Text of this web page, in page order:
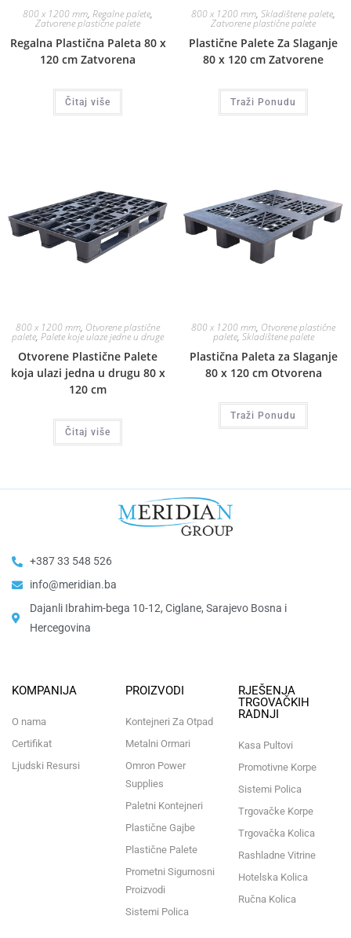
800 x 1200 mm, Regalne palete,
Zatvorene plastične palete
Regalna Plastična Paleta 80 x
120 cm Zatvorena
Čitaj više
800 x 1200 mm, Skladištene palete,
Zatvorene plastične palete
Plastične Palete Za Slaganje
80 x 120 cm Zatvorene
Traži Ponudu
800 x 1200 mm, Otvorene plastične
palete, Palete koje ulaze jedne u druge
Otvorene Plastične Palete
koja ulazi jedna u drugu 80 x
120 cm
Čitaj više
800 x 1200 mm, Otvorene plastične
palete, Skladištene palete
Plastična Paleta za Slaganje
80 x 120 cm Otvorena
Traži Ponudu
+387 33 548 526
info@meridian.ba
Dajanli Ibrahim-bega 10-12, Ciglane, Sarajevo Bosna i
Hercegovina​
KOMPANIJA
O nama
Certifikat
Ljudski Resursi
PROIZVODI
Kontejneri Za Otpad
Metalni Ormari
Omron Power
Supplies
Paletni Kontejneri
Plastične Gajbe
Plastične Palete
Prometni Sigurnosni
Proizvodi
Sistemi Polica
RJEŠENJA
TRGOVAČKIH
RADNJI
Kasa Pultovi
Promotivne Korpe
Sistemi Polica
Trgovačke Korpe
Trgovačka Kolica
Rashladne Vitrine
Hotelska Kolica
Ručna Kolica